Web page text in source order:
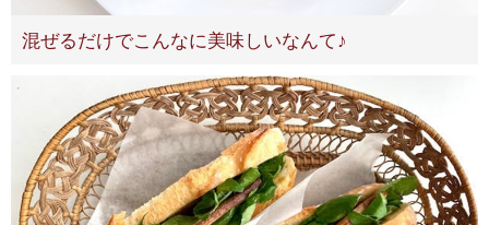
混ぜるだけでこんなに美味しいなんて♪